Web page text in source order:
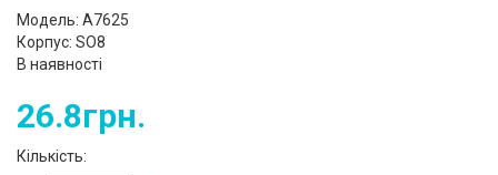
Модель: A7625
Корпус: SO8
В наявності
26.8грн.
Кількість: